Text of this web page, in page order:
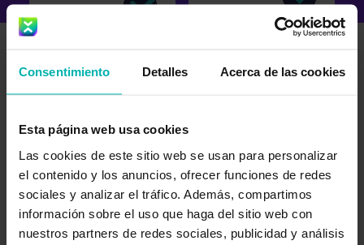
Consentimiento Detalles Acerca de las cookies
Esta página web usa cookies
Las cookies de este sitio web se usan para personalizar
el contenido y los anuncios, ofrecer funciones de redes
sociales y analizar el tráfico. Además, compartimos
información sobre el uso que haga del sitio web con
nuestros partners de redes sociales, publicidad y análisis
personalice sus
Disponible en inglés,
alemán, español y
vídeos
Revisado por